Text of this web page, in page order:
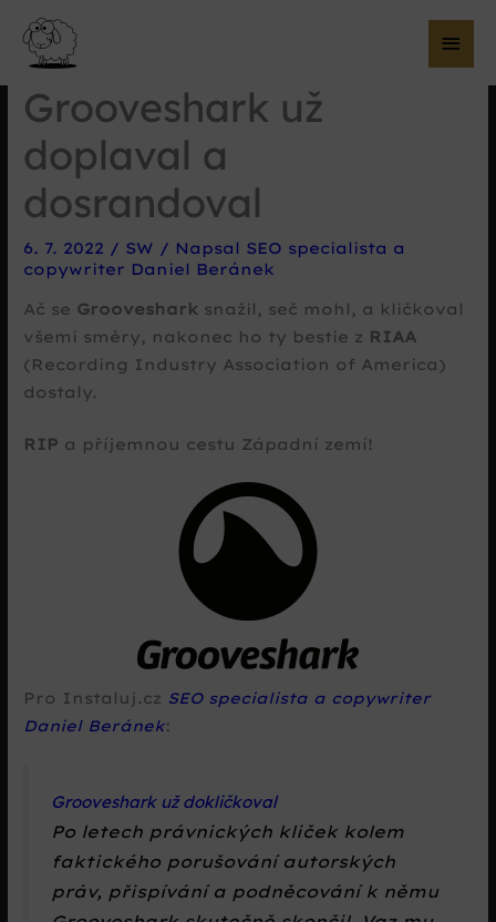
Grooveshark už
doplaval a
dosrandoval
6. 7. 2022 / SW / Napsal SEO specialista a
copywriter Daniel Beránek
Ač se Grooveshark snažil, seč mohl, a kličkoval
všemi směry, nakonec ho ty bestie z RIAA
(Recording Industry Association of America)
dostaly.
RIP a příjemnou cestu Západní zemí!
Pro Instaluj.cz SEO specialista a copywriter
Daniel Beránek:
Grooveshark už dokličkoval
Po letech právnických kliček kolem
faktického porušování autorských
práv, přispívání a podněcování k němu